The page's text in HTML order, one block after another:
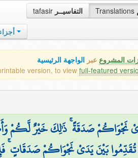
tafasir التفاسيــر Translations
المشروع عبر الواجهة الرئيسية
version, to view full-featured
يَدَيْ نَجْوَاكُمْ صَدَقَةً ۚ ذَٰلِكَ خَيْرٌ لَّكُمْ
تُقَدِّمُوا بَيْنَ يَدَيْ نَجْوَاكُمْ صَدَقَاتٍ